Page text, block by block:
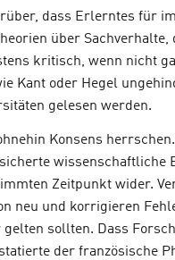
dass Erlerntes für
über Sachverhalte,
kritisch, wenn nicht
Kant oder Hegel
gelesen werden.
Konsens
wissenschaftliche
Zeitpunkt wider.
neu und korrigieren
sollten. Dass
der französische